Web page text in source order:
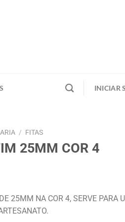
INICIAR
/ FITAS
25MM COR 4
25MM NA COR 4, SERVE PARA